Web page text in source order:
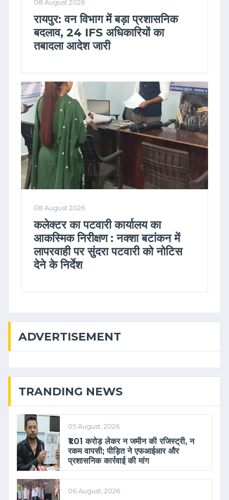
08 August 2026
रायपुर: वन विभाग में बड़ा प्रशासनिक
बदलाव, 24 IFS अधिकारियों का
तबादला आदेश जारी
08 August 2026
कलेक्टर का पटवारी कार्यालय का
आकस्मिक निरीक्षण : नक्शा बटांकन में
लापरवाही पर सुंदरा पटवारी को नोटिस
देने के निर्देश
ADVERTISEMENT
TRANDING NEWS
05 August, 2026
₹1.01 करोड़ लेकर न जमीन की रजिस्ट्री, न
रकम वापसी; पीड़ित ने एफआईआर और
प्रशासनिक कार्रवाई की मांग
06 August, 2026